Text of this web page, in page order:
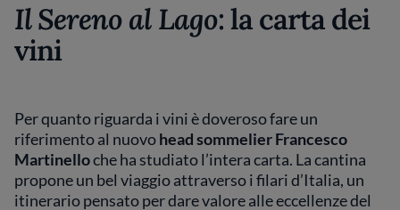
Il Sereno al Lago: la carta dei
vini
Per quanto riguarda i vini è doveroso fare un
riferimento al nuovohead sommelier Francesco
Martinelloche ha studiato l’intera carta. La cantina
propone un bel viaggio attraverso i filari d’Italia, un
itinerario pensato per dare valore alle eccellenze del